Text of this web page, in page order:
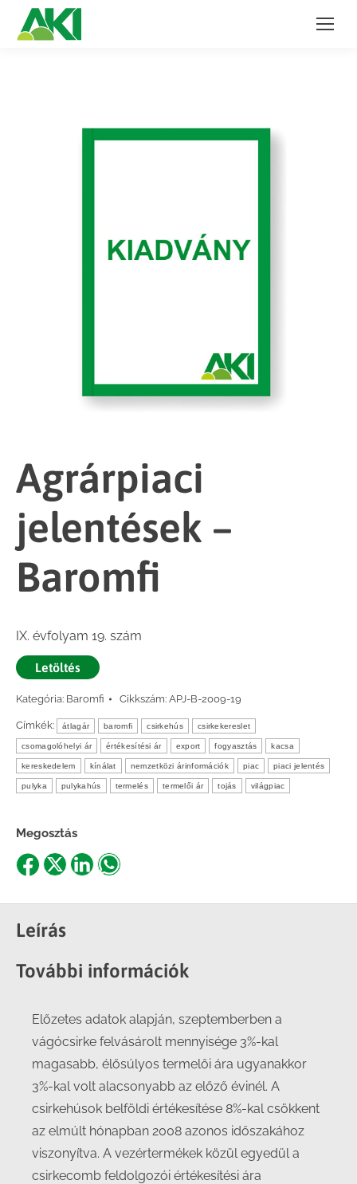
Agrárpiaci
jelentések –
Baromfi
IX. évfolyam 19. szám
Letöltés
Kategória: Baromfi Cikkszám: APJ-B-2009-19
Címkék: átlagár baromfi csirkehús csirkekereslet
csomagolóhelyi ár értékesítési ár export fogyasztás kacsa
kereskedelem kínálat nemzetközi árinformációk piac piaci jelentés
pulyka pulykahús termelés termelői ár tojás világpiac
Megosztás
Share
Facebook
Share
X
ShareShare
Leírás
További információk
Előzetes adatok alapján, szeptemberben a
vágócsirke felvásárolt mennyisége 3%-kal
magasabb, élősúlyos termelői ára ugyanakkor
3%-kal volt alacsonyabb az előző évinél. A
csirkehúsok belföldi értékesítése 8%-kal csökkent
az elmúlt hónapban 2008 azonos időszakához
viszonyítva. A vezértermékek közül egyedül a
csirkecomb feldolgozói értékesítési ára